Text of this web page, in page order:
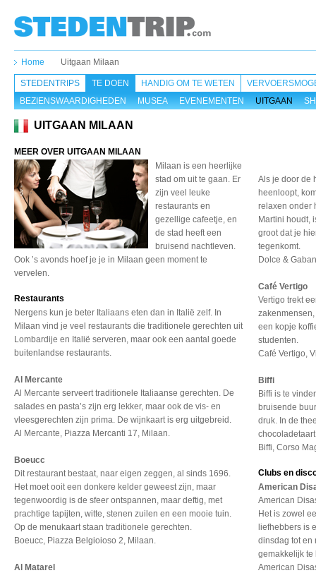
Home Uitgaan Milaan
STEDENTRIPS
TE DOEN
BEZIENSWAARDIGHEDEN
MUSEA EVENEMENTEN UITGAAN
HANDIG OM TE WETEN
UITGAAN MILAAN
MEER OVER UITGAAN MILAAN
Milaan is een heerlijke
stad om uit te gaan. Er
zijn veel leuke
restaurants en
gezellige cafeetje, en
de stad heeft een
bruisend nachtleven.
Ook ’s avonds hoef je je in Milaan geen moment te
vervelen.
Restaurants
Nergens kun je beter Italiaans eten dan in Italië zelf. In
Milaan vind je veel restaurants die traditionele gerechten uit
Lombardije en Italië serveren, maar ook een aantal goede
buitenlandse restaurants.
Al Mercante
Al Mercante serveert traditionele Italiaanse gerechten. De
salades en pasta’s zijn erg lekker, maar ook de vis- en
vleesgerechten zijn prima. De wijnkaart is erg uitgebreid.
Al Mercante, Piazza Mercanti 17, Milaan.
Boeucc
Dit restaurant bestaat, naar eigen zeggen, al sinds 1696.
Het moet ooit een donkere kelder geweest zijn, maar
tegenwoordig is de sfeer ontspannen, maar deftig, met
prachtige tapijten, witte, stenen zuilen en een mooie tuin.
Op de menukaart staan traditionele gerechten.
Boeucc, Piazza Belgioioso 2, Milaan.
Al Matarel
Als je door de
heenloopt,
relaxen onder
Martini houdt,
groot dat je
tegenkomt.
Dolce &
Café Vertigo
Vertigo trekt
een kopje
studenten.
Café Vertigo,
Biffi
Biffi is te
bruisende
druk. In de
Biffi, Corso
Clubs en
American
American
Het is zowel
liefhebbers is
dinsdag tot en
gemakkelijk te
American